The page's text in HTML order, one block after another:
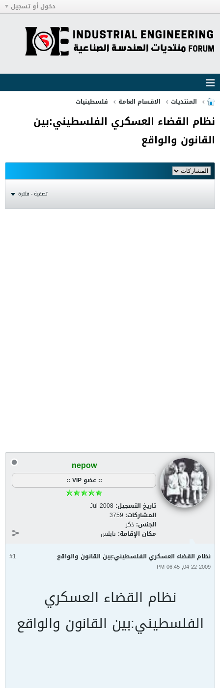
دخول أو تسجيل
المنتديات الاقسام العامة فلسطينيات
نظام القضاء العسكري الفلسطيني:بين
القانون والواقع
تصفية - فلترة
nepow
:: عضو VIP ::
تاريخ التسجيل: Jul 2008
المشاركات: 3759
الجنس: ذكر
مكان الإقامة: نابلس
#1 نظام القضاء العسكري الفلسطيني:بين القانون والواقع
04-22-2009, 06:45 PM
نظام القضاء العسكري
الفلسطيني:بين القانون والواقع